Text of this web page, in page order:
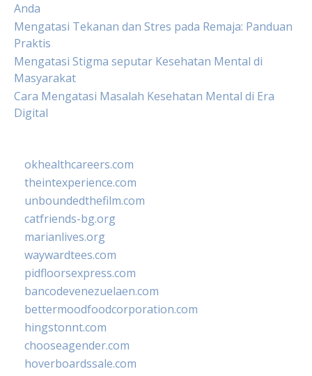
Anda
Mengatasi Tekanan dan Stres pada Remaja: Panduan
Praktis
Mengatasi Stigma seputar Kesehatan Mental di
Masyarakat
Cara Mengatasi Masalah Kesehatan Mental di Era
Digital
okhealthcareers.com
theintexperience.com
unboundedthefilm.com
catfriends-bg.org
marianlives.org
waywardtees.com
pidfloorsexpress.com
bancodevenezuelaen.com
bettermoodfoodcorporation.com
hingstonnt.com
chooseagender.com
hoverboardssale.com